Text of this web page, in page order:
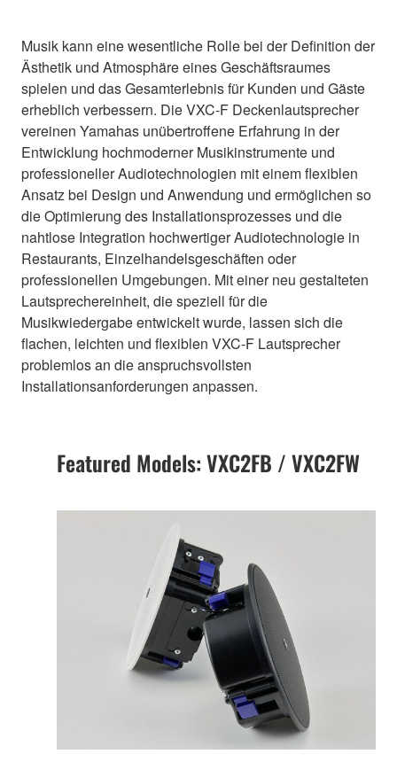
Musik kann eine wesentliche Rolle bei der Definition der
Ästhetik und Atmosphäre eines Geschäftsraumes
spielen und das Gesamterlebnis für Kunden und Gäste
erheblich verbessern. Die VXC-F Deckenlautsprecher
vereinen Yamahas unübertroffene Erfahrung in der
Entwicklung hochmoderner Musikinstrumente und
professioneller Audiotechnologien mit einem flexiblen
Ansatz bei Design und Anwendung und ermöglichen so
die Optimierung des Installationsprozesses und die
nahtlose Integration hochwertiger Audiotechnologie in
Restaurants, Einzelhandelsgeschäften oder
professionellen Umgebungen. Mit einer neu gestalteten
Lautsprechereinheit, die speziell für die
Musikwiedergabe entwickelt wurde, lassen sich die
flachen, leichten und flexiblen VXC-F Lautsprecher
problemlos an die anspruchsvollsten
Installationsanforderungen anpassen.
Featured Models: VXC2FB / VXC2FW